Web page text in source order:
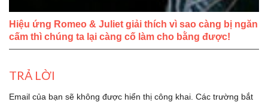
Hiệu ứng Romeo & Juliet giải thích vì sao càng bị ngăn
cấm thì chúng ta lại càng cố làm cho bằng được!
TRẢ LỜI
Email của bạn sẽ không được hiển thị công khai. Các trường bắt